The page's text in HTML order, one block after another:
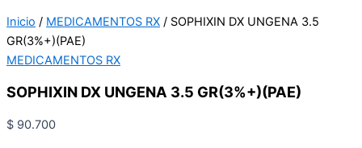
Inicio / MEDICAMENTOS RX / SOPHIXIN DX UNGENA 3.5
GR(3%+)(PAE)
MEDICAMENTOS RX
SOPHIXIN DX UNGENA 3.5 GR(3%+)(PAE)
$ 90.700